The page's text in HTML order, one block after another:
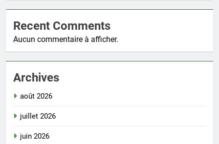
Recent Comments
Aucun commentaire à afficher.
Archives
août 2026
juillet 2026
juin 2026